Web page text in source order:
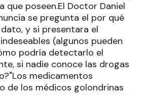
que poseen.El Doctor Daniel
se pregunta el por qué
y si presentara el
(algunos pueden
podría detectarlo el
si nadie conoce las drogas
medicamentos
de los médicos golondrinas